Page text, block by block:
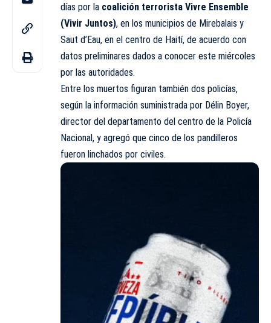
días por la coalición terrorista Vivre Ensemble
(Vivir Juntos), en los municipios de Mirebalais y
Saut d’Eau, en el centro de Haití, de acuerdo con
datos preliminares dados a conocer este miércoles
por las autoridades.
Entre los muertos figuran también dos policías,
según la información suministrada por Délin Boyer,
director del departamento del centro de la Policía
Nacional, y agregó que cinco de los pandilleros
fueron linchados por civiles.